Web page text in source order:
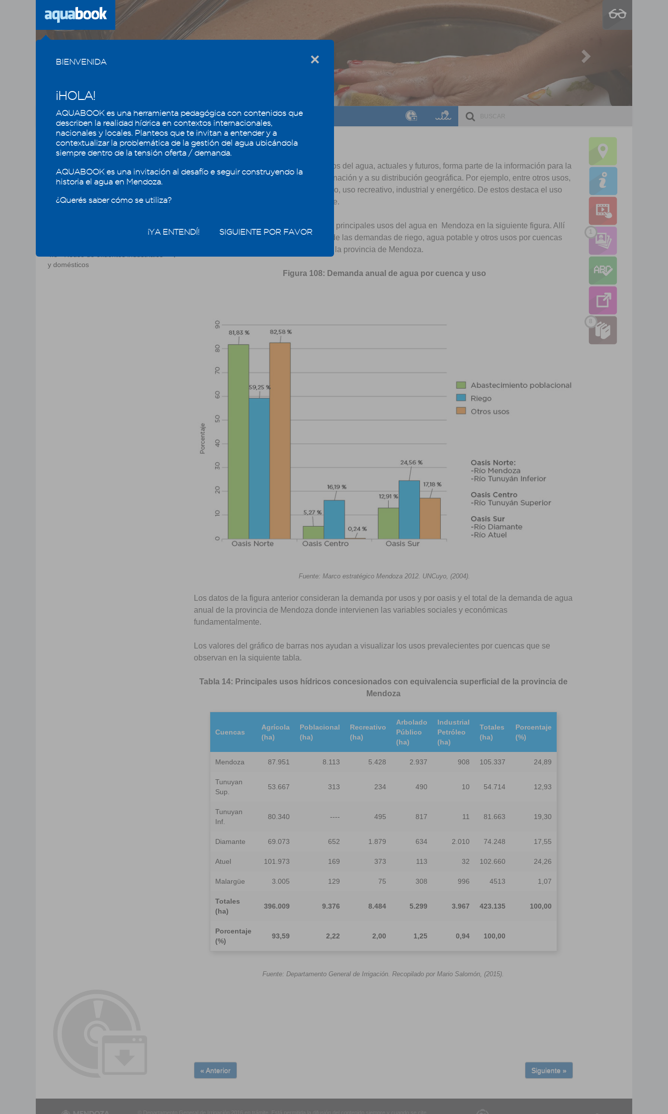
Previous
CAPÍTULO 1 2 3 4 5 6 7 8
Usos y calidad del agua, la
eficiencia que mantiene
4.1 - Usos del agua en Mendoza
4.1.1 - Usos consuntivos y no consuntivos
y domésticos
Demandas de uso
El conocimiento relacionado con los usos del agua, actuales y futuros, forma parte de la información para la
toma de decisiones en cuanto a su asignación y a su distribución geográfica. Por ejemplo, entre otros usos,
resaltan el agua potable, agua para riego, uso recreativo, industrial y energético. De estos destaca el uso
para riego y el consumo de agua potable.
Se puede resumir, en forma general, los principales usos del agua en Mendoza en la siguiente figura. Allí
se presentan los resultados parciales de las demandas de riego, agua potable y otros usos por cuencas
expuestos en el Marco Estratégico para la provincia de Mendoza.
Figura 108: Demanda anual de agua por cuenca y uso
Fuente: Marco estratégico Mendoza 2012. UNCuyo, (2004).
Los datos de la figura anterior consideran la demanda por usos y por oasis y el total de la demanda de agua
anual de la provincia de Mendoza donde intervienen las variables sociales y económicas
fundamentalmente.
Los valores del gráfico de barras nos ayudan a visualizar los usos prevalecientes por cuencas que se
observan en la siquiente tabla.
Tabla 14: Principales usos hídricos concesionados con equivalencia superficial de la provincia de
Mendoza
Cuencas
Agrícola
(ha)
Poblacional
(ha)
Recreativo
(ha)
Arbolado
Público
(ha)
Industrial
Petróleo
(ha)
Totales
(ha)
Porcentaje
(%)
Mendoza 87.951 8.113 5.428 2.937 908 105.337 24,89
Tunuyan
Sup.
53.667 313 234 490 10 54.714 12,93
Tunuyan
Inf.
80.340 ---- 495 817 11 81.663 19,30
Diamante 69.073 652 1.879 634 2.010 74.248 17,55
Atuel 101.973 169 373 113 32 102.660 24,26
Malargüe 3.005 129 75 308 996 4513 1,07
Totales
(ha)
396.009 9.376 8.484 5.299 3.967 423.135 100,00
Porcentaje
(%)
93,59 2,22 2,00 1,25 0,94 100,00
Fuente: Departamento General de Irrigación. Recopilado por Mario Salomón, (2015).
« Anterior Siguiente »
1
8
×
BIENVENIDA
¡HOLA!
AQUABOOK es una herramienta pedagógica con contenidos que
describen la realidad hídrica en contextos internacionales,
nacionales y locales. Planteos que te invitan a entender y a
contextualizar la problemática de la gestión del agua ubicándola
siempre dentro de la tensión oferta / demanda.
AQUABOOK es una invitación al desafío e seguir construyendo la
historia el agua en Mendoza.
¿Querés saber cómo se utiliza?
¡YA ENTENDÍ! SIGUIENTE POR FAVOR